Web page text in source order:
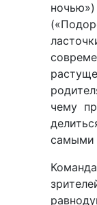
чему
самыми